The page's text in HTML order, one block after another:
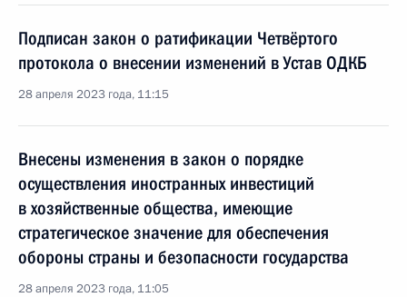
Подписан закон о ратификации Четвёртого
протокола о внесении изменений в Устав ОДКБ
28 апреля 2023 года, 11:15
Внесены изменения в закон о порядке
осуществления иностранных инвестиций
в хозяйственные общества, имеющие
стратегическое значение для обеспечения
обороны страны и безопасности государства
28 апреля 2023 года, 11:05